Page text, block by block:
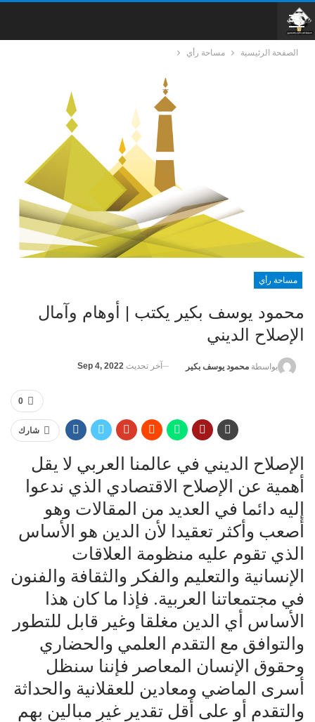
الصفحة الرئيسية مساحة رأي
مساحة رأي
محمود يوسف بكير يكتب | أوهام وآمال
الإصلاح الديني
بواسطة محمود يوسف بكير آخر تحديث Sep 4, 2022
0
شارك
‏الإصلاح الديني في عالمنا العربي لا يقل
أهمية عن الإصلاح الاقتصادي الذي ندعوا
إليه دائما في العديد من المقالات وهو
أصعب وأكثر تعقيدا لأن الدين هو الأساس
الذي تقوم عليه منظومة العلاقات
الإنسانية والتعليم والفكر والثقافة والفنون
في مجتمعاتنا ‏العربية. فإذا ما كان هذا
الأساس أي الدين مغلقا وغير قابل للتطور
والتوافق مع التقدم العلمي والحضاري
وحقوق الإنسان المعاصر فإننا سنظل
أسرى الماضي ومعادين للعقلانية والحداثة
والتقدم أو على أقل تقدير غير مبالين بهم